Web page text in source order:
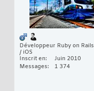
Développeur Ruby on Rails
/ iOS
Inscrit en
Juin 2010
Messages
1 374